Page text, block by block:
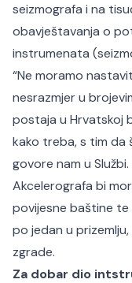
seizmografa i na
obavještavanja o
instrumenata
“Ne moramo
nesrazmjer u
postaja u Hrvatskoj
kako treba, s tim da
govore nam u Službi.
Akcelerografa bi
povijesne baštine
po jedan u
zgrade.
Za dobar dio